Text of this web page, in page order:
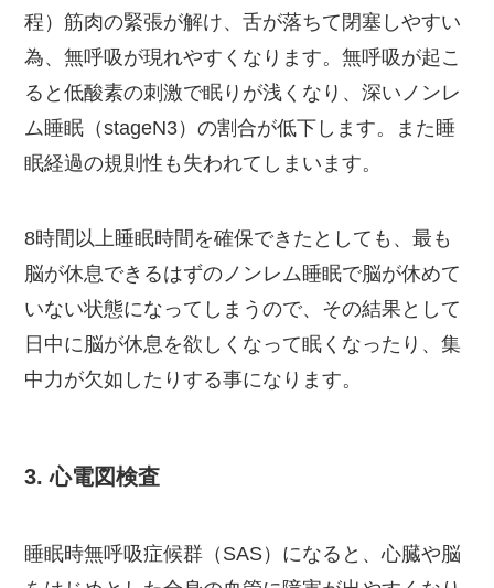
程）筋肉の緊張が解け、舌が落ちて閉塞しやすい
為、無呼吸が現れやすくなります。無呼吸が起こ
ると低酸素の刺激で眠りが浅くなり、深いノンレ
ム睡眠（stageN3）の割合が低下します。また睡
眠経過の規則性も失われてしまいます。
8時間以上睡眠時間を確保できたとしても、最も
脳が休息できるはずのノンレム睡眠で脳が休めて
いない状態になってしまうので、その結果として
日中に脳が休息を欲しくなって眠くなったり、集
中力が欠如したりする事になります。
3. 心電図検査
睡眠時無呼吸症候群（SAS）になると、心臓や脳